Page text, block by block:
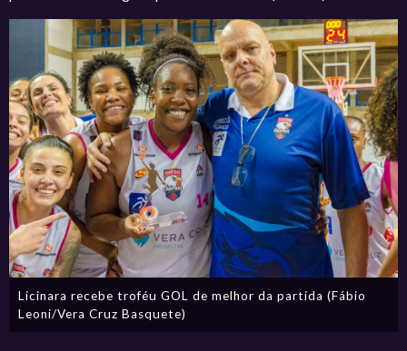
Licinara recebe troféu GOL de melhor da partida (Fábio
Leoni/Vera Cruz Basquete)